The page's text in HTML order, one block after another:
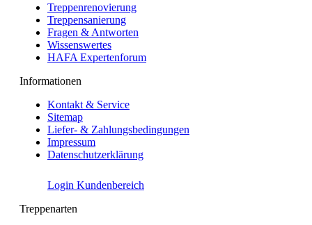
Treppenrenovierung
Treppensanierung
Fragen & Antworten
Wissenswertes
HAFA Expertenforum
Informationen
Kontakt & Service
Sitemap
Liefer- & Zahlungsbedingungen
Impressum
Datenschutzerklärung
Login Kundenbereich
Treppenarten